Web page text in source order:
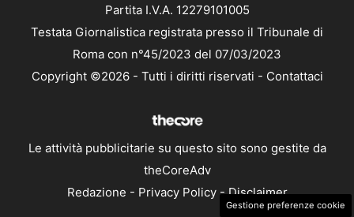
Partita I.V.A. 12279101005
Testata Giornalistica registrata presso il Tribunale di
Roma con n°45/2023 del 07/03/2023
Copyright ©2026 - Tutti i diritti riservati - Contattaci
Le attività pubblicitarie su questo sito sono gestite da
theCoreAdv
Redazione - Privacy Policy-Disclaimer
Gestione preferenze cookie